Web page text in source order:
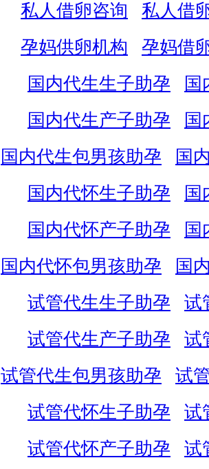
私人借卵咨询
私人借
孕妈供卵机构
孕妈借
国内代生生子助孕
国
国内代生产子助孕
国
国内代生包男孩助孕
国
国内代怀生子助孕
国
国内代怀产子助孕
国
国内代怀包男孩助孕
国
试管代生生子助孕
试
试管代生产子助孕
试
试管代生包男孩助孕
试
试管代怀生子助孕
试
试管代怀产子助孕
试